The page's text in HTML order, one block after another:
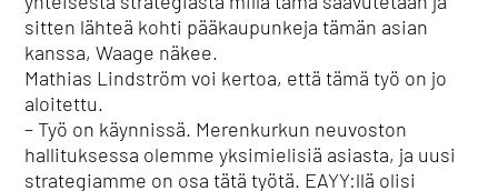
sitten lähteä kohti pääkaupunkeja tämän asian
kanssa, Waage näkee.
Mathias Lindström voi kertoa, että tämä työ on jo
aloitettu.
– Työ on käynnissä. Merenkurkun neuvoston
hallituksessa olemme yksimielisiä asiasta, ja uusi
strategiamme on osa tätä työtä. EAYY:llä olisi